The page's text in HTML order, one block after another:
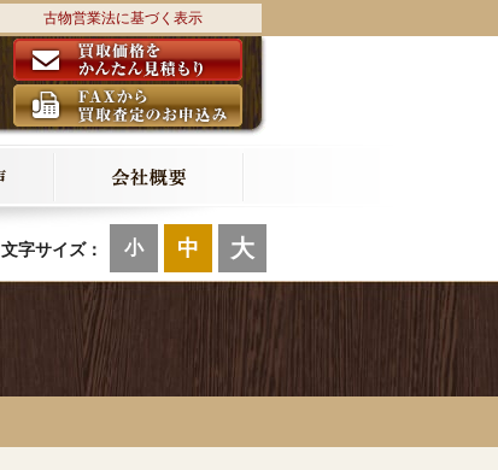
古物営業法に基づく表示
文字サイズ： 小 中 大